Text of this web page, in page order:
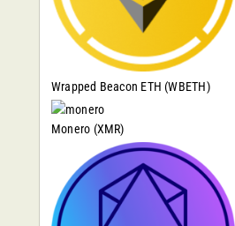
Wrapped Beacon ETH (WBETH)
Monero (XMR)